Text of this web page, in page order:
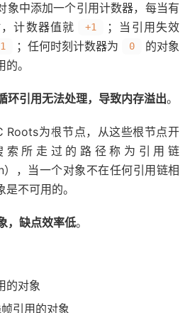
象中添加一个引用计数器，每当有
计数器值就
+1
；当引用失效
；任何时刻计数器为 0
的对象
。
环引用无法处理，导致内存溢出。
Roots为根节点，从这些根节点开
索所走过的路径称为引用链
），当一个对象不在任何引用链相
不可用的。
，缺点效率低。
的对象
引用的对象